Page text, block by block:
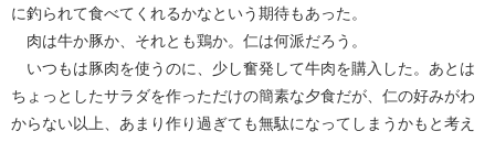
に釣られて食べてくれるかなという期待もあった。
肉は牛か豚か、それとも鶏か。仁は何派だろう。
いつもは豚肉を使うのに、少し奮発して牛肉を購入した。あとは
ちょっとしたサラダを作っただけの簡素な夕食だが、仁の好みがわ
からない以上、あまり作り過ぎても無駄になってしまうかもと考え